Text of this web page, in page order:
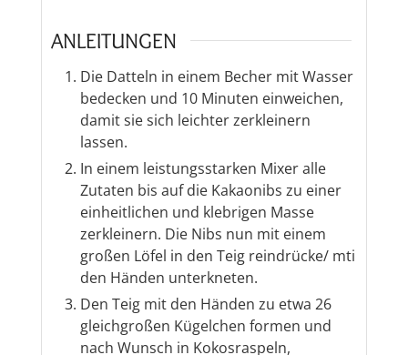
ANLEITUNGEN
Die Datteln in einem Becher mit Wasser
bedecken und 10 Minuten einweichen,
damit sie sich leichter zerkleinern
lassen.
In einem leistungsstarken Mixer alle
Zutaten bis auf die Kakaonibs zu einer
einheitlichen und klebrigen Masse
zerkleinern. Die Nibs nun mit einem
großen Löfel in den Teig reindrücke/ mti
den Händen unterkneten.
Den Teig mit den Händen zu etwa 26
gleichgroßen Kügelchen formen und
nach Wunsch in Kokosraspeln,